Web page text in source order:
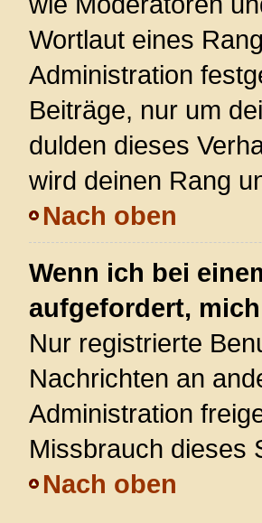
Wortlaut eines
Administration
Beiträge, nur um
dulden dieses
wird deinen Rang
Nach oben
Wenn ich bei
aufgefordert,
Nur registrierte
Nachrichten an
Administration
Missbrauch dieses
Nach oben